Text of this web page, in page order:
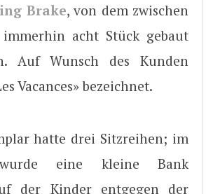
Brake, von dem zwischen
immerhin acht Stück gebaut
Auf Wunsch des Kunden
Vacances» bezeichnet.
hatte drei Sitzreihen; im
eine kleine Bank
der Kinder entgegen der